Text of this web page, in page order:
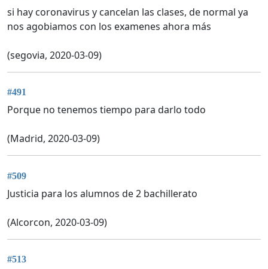
si hay coronavirus y cancelan las clases, de normal ya
nos agobiamos con los examenes ahora más
(segovia, 2020-03-09)
#491
Porque no tenemos tiempo para darlo todo
(Madrid, 2020-03-09)
#509
Justicia para los alumnos de 2 bachillerato
(Alcorcon, 2020-03-09)
#513